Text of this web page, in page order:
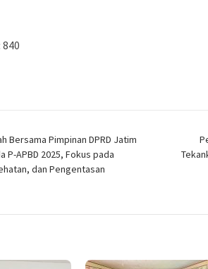
840
Bersama Pimpinan DPRD Jatim
P-APBD 2025, Fokus pada
dan Pengentasan